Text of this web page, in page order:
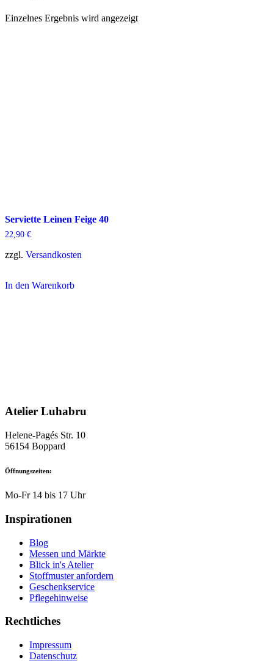
Einzelnes Ergebnis wird angezeigt
Serviette Leinen Feige 40
22,90 €
zzgl. Versandkosten
In den Warenkorb
Atelier Luhabru
Helene-Pagés Str. 10
56154 Boppard
Öffnungszeiten:
Mo-Fr 14 bis 17 Uhr
Inspirationen
Blog
Messen und Märkte
Blick in's Atelier
Stoffmuster anfordern
Geschenkservice
Pflegehinweise
Rechtliches
Impressum
Datenschutz